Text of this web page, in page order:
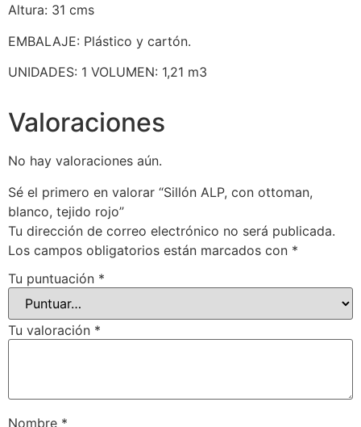
Altura: 31 cms
EMBALAJE: Plástico y cartón.
UNIDADES: 1 VOLUMEN: 1,21 m3
Valoraciones
No hay valoraciones aún.
Sé el primero en valorar “Sillón ALP, con ottoman,
blanco, tejido rojo”
Tu dirección de correo electrónico no será publicada.
Los campos obligatorios están marcados con *
Tu puntuación *
Tu valoración *
Nombre *